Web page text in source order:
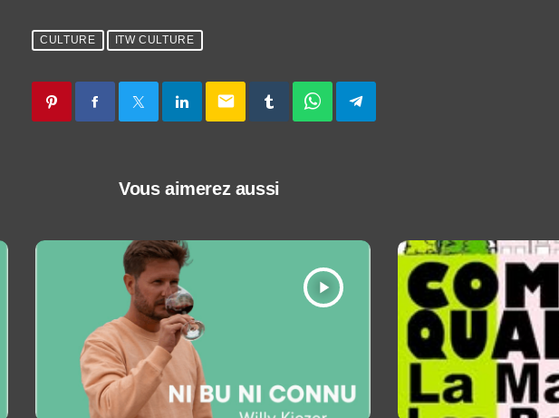
CULTURE ITW CULTURE
email
Vous aimerez aussi
play_arrow